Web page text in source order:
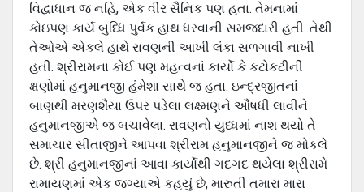
વિદ્વાધાન જ નહિ, એક વીર સૈનિક પણ હતા. તેમનામાં
કોઇપણ કાર્ય બુધ્ધિ પુર્વક હાથ ધરવાની સમજદારી હતી. તેથી
તેઓએ એકલે હાથે રાવણની આખી લંકા સળગાવી નાખી
હતી. શ્રીરામના કોઈ પણ મહત્‍વનાં કાર્યો કે કટોકટીની
ક્ષણોમાં હનુમાનજી હંમેશા સાથે જ હતા. ઇન્‍દ્રજીતનાં
બાણથી મરણશૈયા ઉપર પડેલા લક્ષ્‍મણને ઔષધી લાવીને
હનુમાનજીએ જ બચાવેલા. રાવણનો યુધ્‍ધમાં નાશ થયો તે
સમાચાર સીતાજીને આપ‍વા શ્રીરામ હનુમાનજીને જ મોકલે
છે. શ્રી હનુમાનજીનાં આવા કાર્યોથી ગદગદ થયેલા શ્રીરામે
રામાયણમાં એક જગ્‍યાએ કહયું છે, મારુતી તમારા મારા